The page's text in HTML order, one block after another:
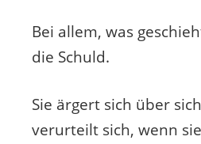
Bei allem, was
die Schuld.
Sie ärgert sich über
verurteilt sich, wenn